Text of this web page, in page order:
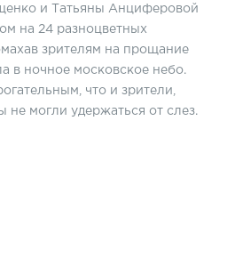
и Татьяны Анциферовой
на 24 разноцветных
зрителям на прощание
в ночное московское небо.
что и зрители,
не могли удержаться от слез.